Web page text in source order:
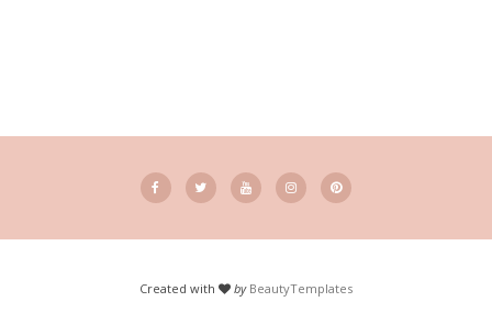
Created with by BeautyTemplates